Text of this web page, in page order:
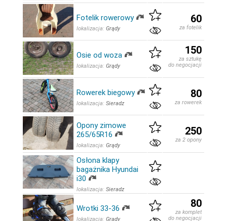
Fotelik rowerowy
lokalizacja: Grądy
60
za fotelik
Osie od woza
lokalizacja: Grądy
150
za sztukę
do negocjacji
Rowerek biegowy
lokalizacja: Sieradz
80
za rowerek
Opony zimowe
265/65R16
lokalizacja: Grądy
250
za 2 opony
Osłona klapy
bagażnika Hyundai
i30
lokalizacja: Sieradz
Wrotki 33-36
lokalizacja: Grądy
80
za komplet
do negocjacji